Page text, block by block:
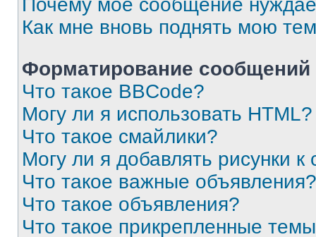
Почему мое сообщение
Как мне вновь поднять мою
Форматирование
Что такое BBCode?
Могу ли я использовать HTML?
Что такое смайлики?
Могу ли я добавлять рисунки
Что такое важные объявления?
Что такое объявления?
Что такое прикрепленные